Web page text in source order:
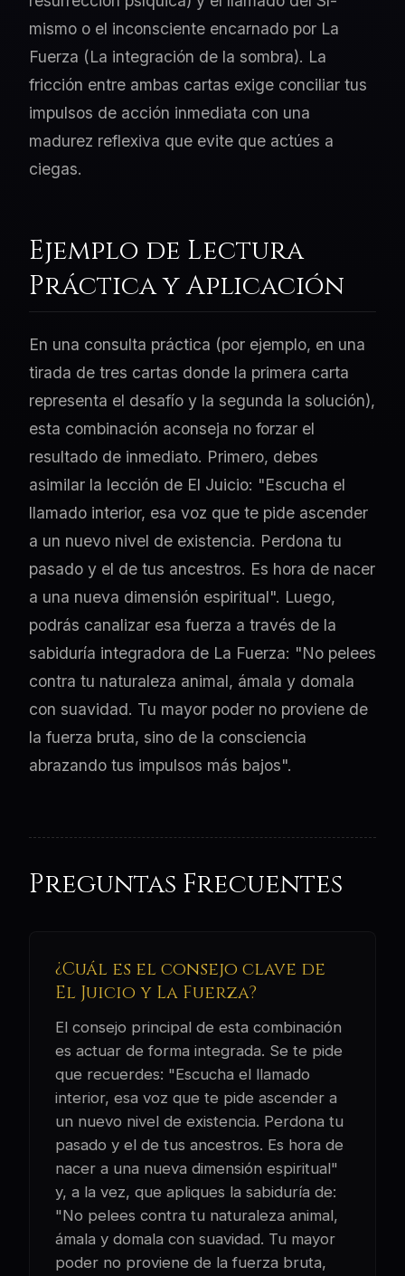
mismo o el inconsciente encarnado por La
Fuerza (La integración de la sombra). La
fricción entre ambas cartas exige conciliar tus
impulsos de acción inmediata con una
madurez reflexiva que evite que actúes a
ciegas.
Ejemplo de Lectura
Práctica y Aplicación
En una consulta práctica (por ejemplo, en una
tirada de tres cartas donde la primera carta
representa el desafío y la segunda la solución),
esta combinación aconseja no forzar el
resultado de inmediato. Primero, debes
asimilar la lección de El Juicio: "Escucha el
llamado interior, esa voz que te pide ascender
a un nuevo nivel de existencia. Perdona tu
pasado y el de tus ancestros. Es hora de nacer
a una nueva dimensión espiritual". Luego,
podrás canalizar esa fuerza a través de la
sabiduría integradora de La Fuerza: "No pelees
contra tu naturaleza animal, ámala y domala
con suavidad. Tu mayor poder no proviene de
la fuerza bruta, sino de la consciencia
abrazando tus impulsos más bajos".
Preguntas Frecuentes
¿Cuál es el consejo clave de
El Juicio y La Fuerza?
El consejo principal de esta combinación
es actuar de forma integrada. Se te pide
que recuerdes: "Escucha el llamado
interior, esa voz que te pide ascender a
un nuevo nivel de existencia. Perdona tu
pasado y el de tus ancestros. Es hora de
nacer a una nueva dimensión espiritual"
y, a la vez, que apliques la sabiduría de:
"No pelees contra tu naturaleza animal,
ámala y domala con suavidad. Tu mayor
poder no proviene de la fuerza bruta,